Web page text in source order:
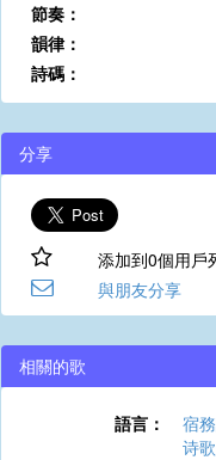
節奏：
韻律：
詩碼：
分享
添加到0個用戶
與朋友分享
相關的歌
語言： 宿
诗